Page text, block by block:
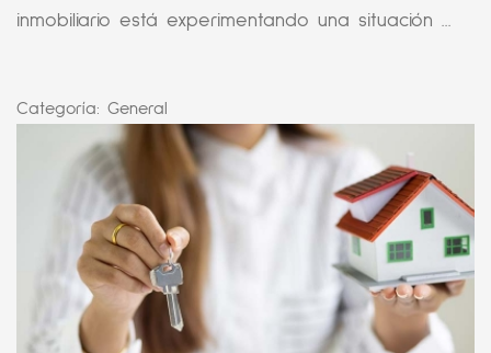
inmobiliario está experimentando una situación ...
Categoría: General